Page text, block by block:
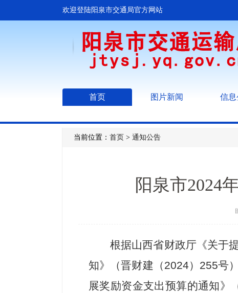
欢迎登陆阳泉市交通局官方网站
首页 图片新闻 信
当前位置： 首页 > 通知公告
阳泉市2024
根据山西省财政厅《关于
知》（晋财建（2024）255号
展奖励资金支出预算的通知》